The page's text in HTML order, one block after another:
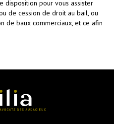
disposition pour vous assister
de cession de droit au bail, ou
de baux commerciaux, et ce afin